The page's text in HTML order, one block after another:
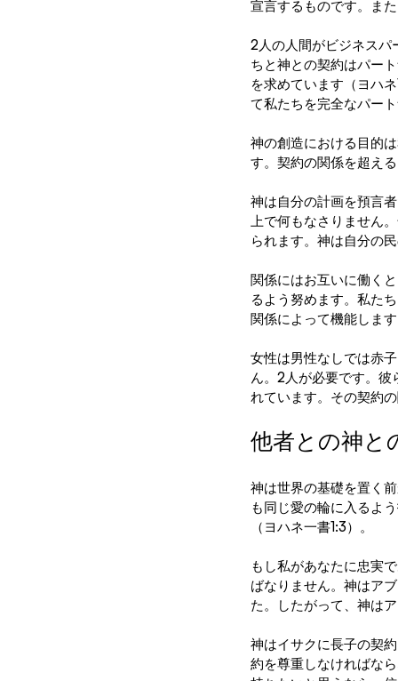
宣言するものです。ま
2人の人間がビジネスパ
ちと神との契約はパー
を求めています（ヨハ
て私たちを完全なパー
神の創造における目的
す。契約の関係を超え
神は自分の計画を預言
上で何もなさりません
られます。神は自分の
関係にはお互いに働く
るよう努めます。私た
関係によって機能しま
女性は男性なしでは赤
ん。2人が必要です。
れています。その契約
他者との神と
神は世界の基礎を置く
も同じ愛の輪に入るよ
（ヨハネ一書1:3）。
もし私があなたに忠実
ばなりません。神はア
た。したがって、神は
神はイサクに長子の契
約を尊重しなければな